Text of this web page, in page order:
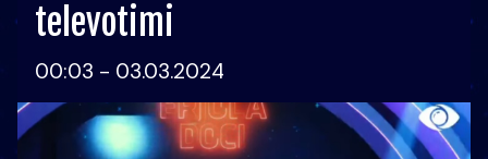
televotimi
00:03 - 03.03.2024